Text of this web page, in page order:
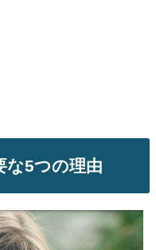
な5つの理由